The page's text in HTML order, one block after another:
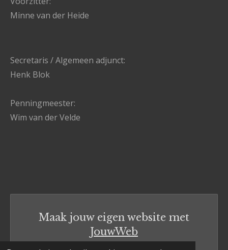
Minne van der Heide
Secretaris / Algemeen adjunct:
Henk Blok
Penningmeester:
Wim van der Velde
Maak jouw eigen website met
JouwWeb